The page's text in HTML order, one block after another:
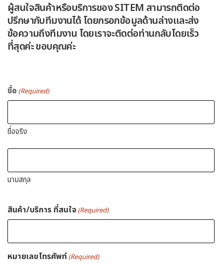
ผู้สนใจสินค้าหรือบริการของ SITEM สามารถติดต่อ
ปรึกษากับทีมงานได้ โดยกรอกข้อมูลด้านล่างและส่ง
ข้อความถึงทีมงาน โดยเราจะติดต่อท่านกลับโดยเร็ว
ที่สุดค่ะ ขอบคุณค่ะ
ชื่อ (Required)
ชื่อจริง
นามสกุล
สินค้า/บริการ ที่สนใจ (Required)
หมายเลขโทรศัพท์ (Required)